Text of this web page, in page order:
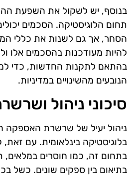
בנוסף, יש לשקול את השפעת
תחום הלוגיסטיקה. הסכמים
הסחר, אך גם לשנות את כללי
להיות מעודכנות בהסכמים אלו
בהתאם לתקנות החדשות, כדי
הנובעים מהשינויים במדיניות.
סיכוני ניהול
ניהול יעיל של שרשרת
בלוגיסטיקה בינלאומית. עם זאת,
בתחום זה, כמו חוסרים במלאים,
בתיאום בין ספקים שונים. כשל